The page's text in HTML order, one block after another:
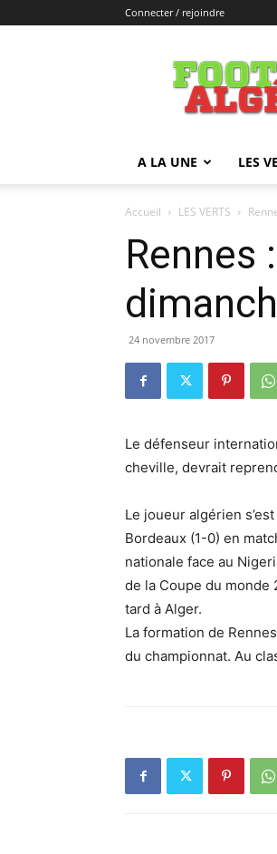
Connecter / rejoindre
A LA UNE LES
Accueil LES VERTS
Rennes
24 novembre 2017
Le défenseur
cheville, devrait
Le joueur algérien
Bordeaux (1-0) en
nationale face au
de la Coupe du monde
tard à Alger.
La formation de
du championnat. Au